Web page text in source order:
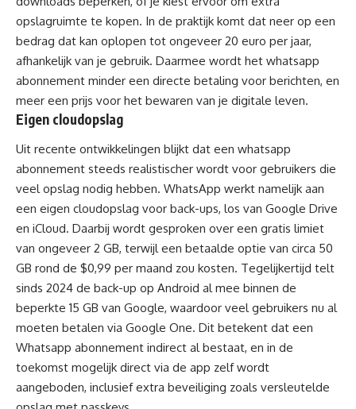
opslagruimte te kopen. In de praktijk komt dat neer op een
bedrag dat kan oplopen tot ongeveer 20 euro per jaar,
afhankelijk van je gebruik. Daarmee wordt het whatsapp
abonnement minder een directe betaling voor berichten, en
meer een prijs voor het bewaren van je digitale leven.
Eigen cloudopslag
Uit recente ontwikkelingen blijkt dat een whatsapp
abonnement steeds realistischer wordt voor gebruikers die
veel opslag nodig hebben. WhatsApp werkt namelijk aan
een eigen cloudopslag voor back-ups, los van Google Drive
en iCloud. Daarbij wordt gesproken over een gratis limiet
van ongeveer 2 GB, terwijl een betaalde optie van circa 50
GB rond de $0,99 per maand zou kosten. Tegelijkertijd telt
sinds 2024 de back-up op Android al mee binnen de
beperkte 15 GB van Google, waardoor veel gebruikers nu al
moeten betalen via Google One. Dit betekent dat een
Whatsapp abonnement indirect al bestaat, en in de
toekomst mogelijk direct via de app zelf wordt
aangeboden, inclusief extra beveiliging zoals versleutelde